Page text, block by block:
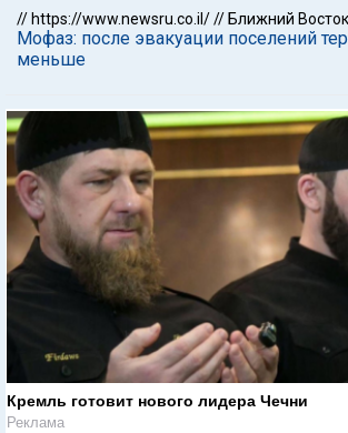
// https://www.newsru.co.il/// Ближний Восток
Мофаз: после эвакуации поселений
меньше
Кремль готовит нового лидера Чечни
Реклама